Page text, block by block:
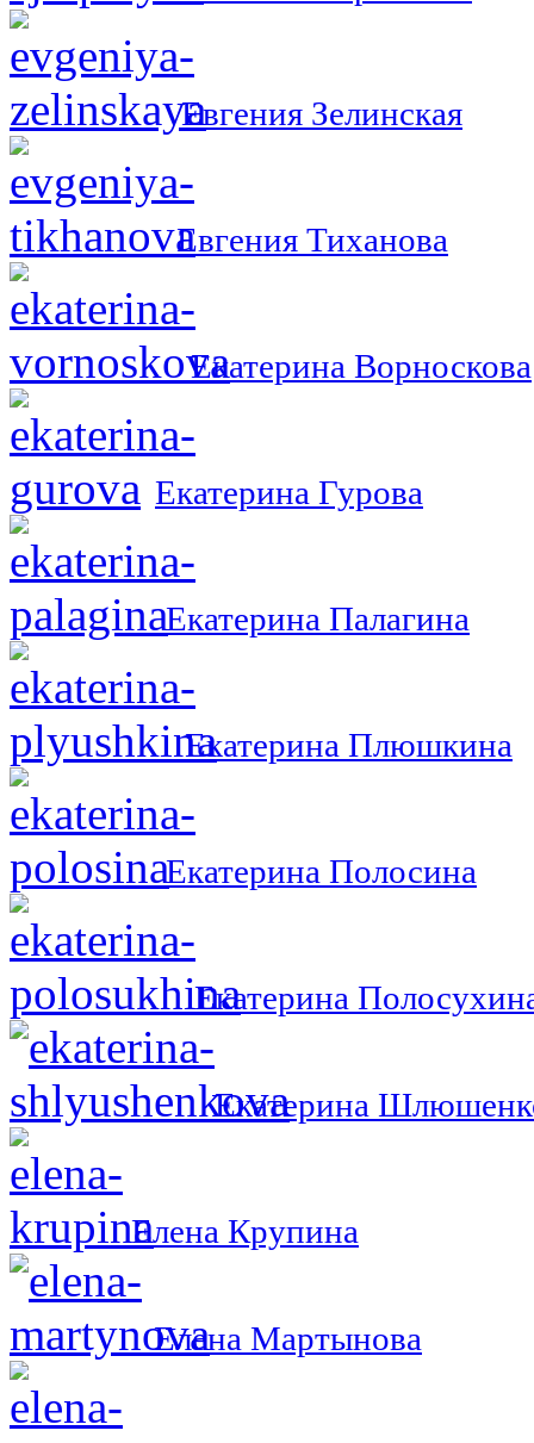
Евгения Зелинская
Евгения Тиханова
Екатерина Ворноскова
Екатерина Гурова
Екатерина Палагина
Екатерина Плюшкина
Екатерина Полосина
Екатерина
Екатерина
Елена Крупина
Елена Мартынова